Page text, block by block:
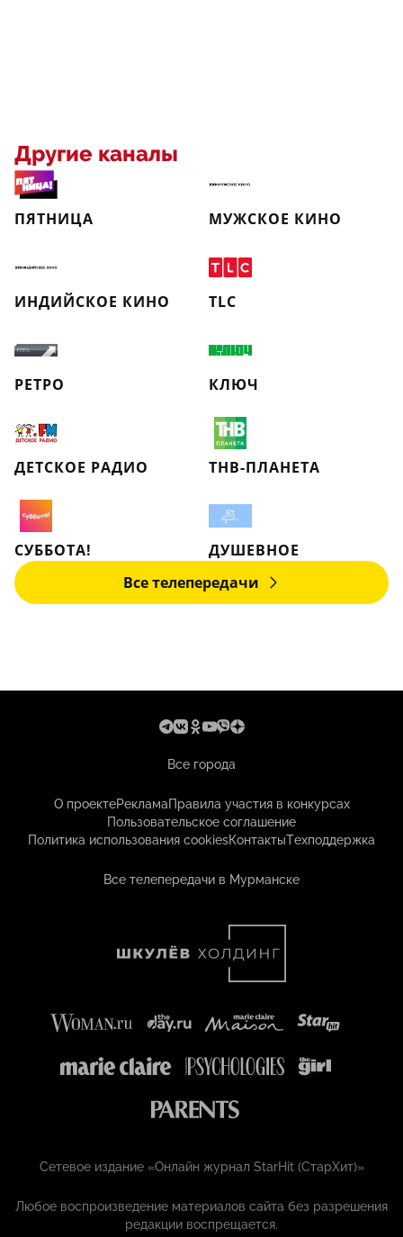
Другие каналы
ПЯТНИЦА МУЖСКОЕ КИНО
ИНДИЙСКОЕ КИНО TLC
РЕТРО КЛЮЧ
ДЕТСКОЕ РАДИО ТНВ-ПЛАНЕТА
СУББОТА!
ДУШЕВНОЕ
Все телепередачи
Все города
О проектеРекламаПравила участия в конкурсах
Пользовательское соглашение
Политика использования cookiesКонтактыТехподдержка
Все телепередачи в Мурманске
Сетевое издание «Онлайн журнал StarHit (СтарХит)»
Любое воспроизведение материалов сайта без разрешения
редакции воспрещается.